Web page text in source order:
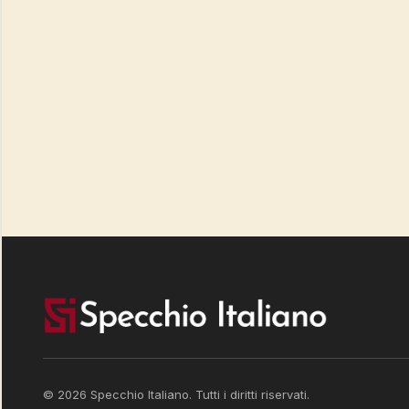
© 2026 Specchio Italiano. Tutti i diritti riservati.